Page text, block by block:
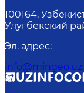
100164,
Улугбекский
Эл. адрес:
info@mingeo.uz